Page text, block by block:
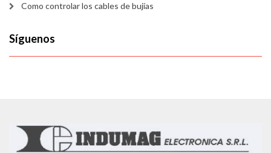
Como controlar los cables de bujías
Síguenos